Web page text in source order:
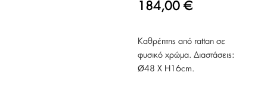
184,00€
Καθρέπτης από rattan σε
φυσικό χρώμα. Διαστάσεις:
Ø48 Χ Η16cm.